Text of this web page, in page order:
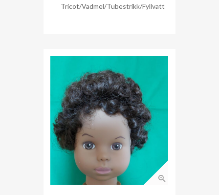
Tricot/Vadmel/Tubestrikk/Fyllvatt